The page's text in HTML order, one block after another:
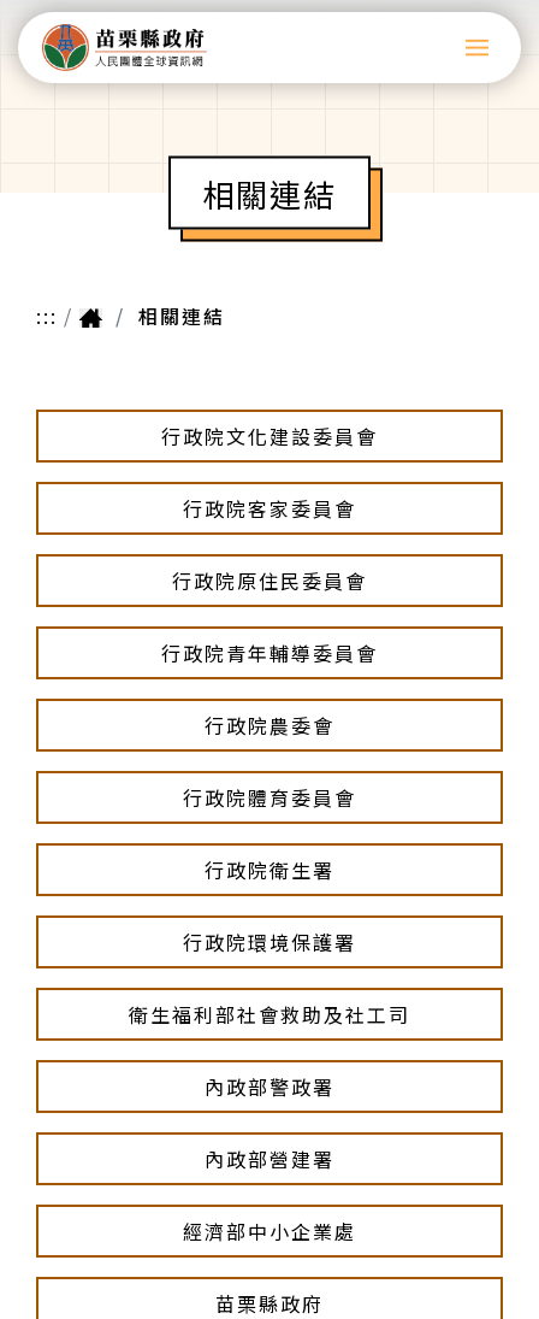
相關連結
::: 相關連結
行政院文化建設委員會
行政院客家委員會
行政院原住民委員會
行政院青年輔導委員會
行政院農委會
行政院體育委員會
行政院衛生署
行政院環境保護署
衛生福利部社會救助及社工司
內政部警政署
內政部營建署
經濟部中小企業處
苗栗縣政府